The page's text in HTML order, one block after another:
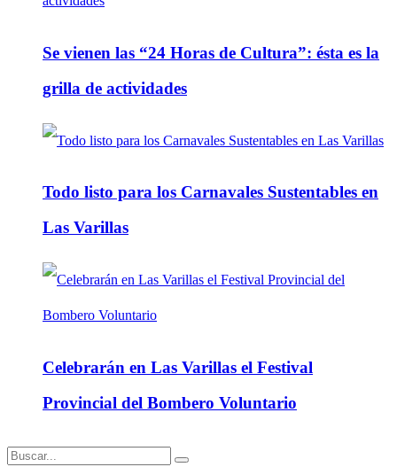
Se vienen las “24 Horas de Cultura”: ésta es la
grilla de actividades
Todo listo para los Carnavales Sustentables en
Las Varillas
Celebrarán en Las Varillas el Festival
Provincial del Bombero Voluntario